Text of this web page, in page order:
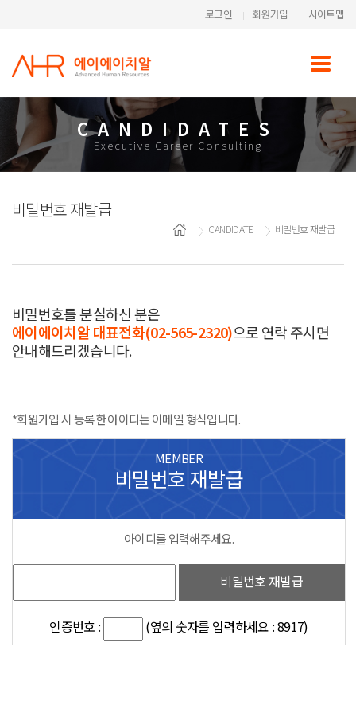
로그인 회원가입 사이트맵
CANDIDATES
Executive Career Consulting
비밀번호 재발급
CANDIDATE 비밀번호 재발급
비밀번호를 분실하신 분은
에이에이치알 대표전화(02-565-2320)으로 연락 주시면
안내해드리겠습니다.
*회원가입 시 등록한 아이디는 이메일 형식입니다.
MEMBER
비밀번호 재발급
아이디를 입력해주세요.
비밀번호 재발급
인증번호 : (옆의 숫자를 입력하세요 : 8917)